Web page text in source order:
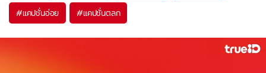
#แคปชั่นอ่อย #แคปชั่นตลก